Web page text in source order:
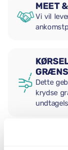
MEET
Vi vil
Dette
krydse